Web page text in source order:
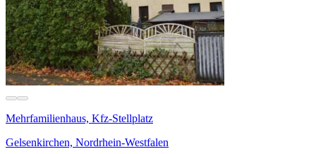
Mehrfamilienhaus, Kfz-Stellplatz
Gelsenkirchen, Nordrhein-Westfalen